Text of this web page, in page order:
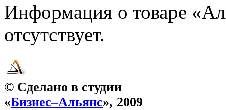
Информация о товаре
отсутствует.
© Сделано в студии
«Бизнес–Альянс», 2009